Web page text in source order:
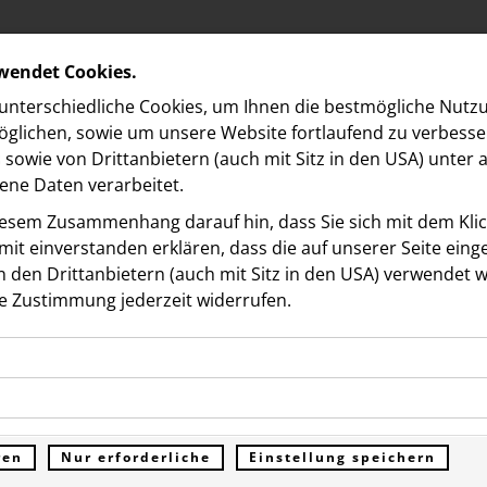
Konzept:
Cocktailbar Salon
Cookies.
Cookies, um Ihnen die best­mögliche
sowie um unsere Website fortlaufend zu
von Drittanbietern (auch mit Sitz in den USA) unter
Daten verarbeitet.
Zusammenhang darauf hin, dass Sie sich mit dem
ein­ver­standen erklären, dass die auf unserer Seite
den Drittanbietern (auch mit Sitz in den USA) verwendet
Zustimmung jederzeit widerrufen.
ermöglichen grundlegende Funktionen und sind für
der Website erforderlich. Diese Cookies
Daten und werden an keine Dritten übermittelt.
erfassen Informationen anonym. Diese Informationen
unsere Besucher unsere Website nutzen.
Nur erforderliche Einstellung speichern